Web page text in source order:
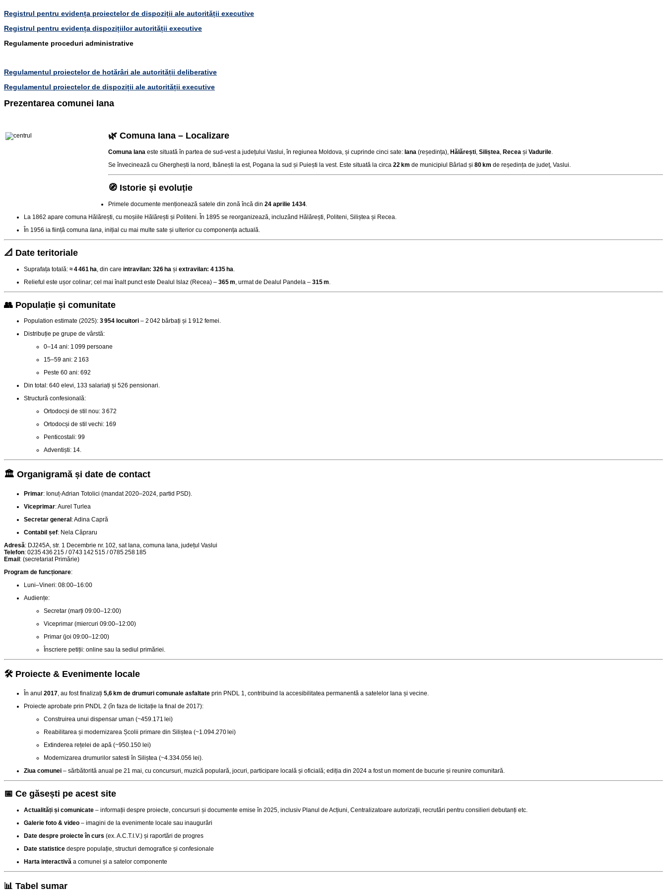
Registrul pentru evidența proiectelor de dispoziții ale autorității executive
Registrul pentru evidența dispozițiilor autorității executive
Regulamente proceduri administrative
Regulamentul proiectelor de hotărâri ale autorității deliberative
Regulamentul proiectelor de dispoziții ale autorității executive
Prezentarea comunei Iana
🌿 Comuna Iana – Localizare
Comuna Iana este situată în partea de sud‑vest a județului Vaslui, în regiunea Moldova, și cuprinde cinci sate: Iana (reședința), Hălărești, Siliștea, Recea și Vadurile.
Se învecinează cu Gherghești la nord, Ibănești la est, Pogana la sud și Puiești la vest. Este situată la circa 22 km de municipiul Bârlad și 80 km de reședința de județ, Vaslui.
🧭 Istorie și evoluție
Primele documente menționează satele din zonă încă din 24 aprilie 1434
La 1862 apare comuna Hălărești, cu moșiile Hălărești și Politeni. În 1895 se reorganizează, incluzând Hălărești, Politeni, Siliștea și Recea.
În 1956 ia ființă comuna Iana , inițial cu mai multe sate și ulterior cu componența actuală
📐 Date teritoriale
Suprafața totală: ≈ 4 461 ha , din care intravilan: 326 ha și extravilan: 4 135 ha
Relieful este ușor colinar; cel mai înalt punct este Dealul Islaz (Recea) – 365 m , urmat de Dealul Pandela – 315 m
👥 Populație și comunitate
Population estimate (2025): 3 954 locuitori – 2 042 bărbați și 1 912 femei.
Distribuție pe grupe de vârstă:
0–14 ani: 1 099 persoane
15–59 ani: 2 163
Peste 60 ani: 692
Din total: 640 elevi, 133 salariați și 526 pensionari.
Structură confesională:
Ortodocși de stil nou: 3 672
Ortodocși de stil vechi: 169
Penticostali: 99
Adventiști: 14.
🏛️ Organigramă și date de contact
Primar: Ionuț‑Adrian Totolici (mandat 2020–2024, partid PSD).
Viceprimar: Aurel Turlea
Secretar general : Adina Capră
Contabil șef: Nela Căpraru
Adresă: DJ245A, str. 1 Decembrie nr. 102, sat Iana, comuna Iana, județul Vaslui
Telefon: 0235 436 215 / 0743 142 515 / 0785 258 185
Email : (secretariat Primărie)
Program de funcționare:
Luni–Vineri: 08:00–16:00
Audiențe:
Secretar (marți 09:00–12:00)
Viceprimar (miercuri 09:00–12:00)
Primar (joi 09:00–12:00)
Înscriere petiții: online sau la sediul primăriei.
🛠️ Proiecte & Evenimente locale
În anul 2017, au fost finalizați 5,6 km de drumuri comunale asfaltate prin PNDL 1, contribuind la accesibilitatea permanentă a satelelor Iana și vecine.
Proiecte aprobate prin PNDL 2 (în faza de licitație la final de 2017):
Construirea unui dispensar uman (~459.171 lei)
Reabilitarea și modernizarea Școlii primare din Siliștea (~1.094.270 lei)
Extinderea rețelei de apă (~950.150 lei)
Modernizarea drumurilor satesti în Siliștea (~4.334.056 lei).
Ziua comunei – sărbătorită anual pe 21 mai, cu concursuri, muzică populară, jocuri, participare locală și oficială; ediția din 2024 a fost un moment de bucurie și reunire comunitară.
📅 Ce găsești pe acest site
Actualități și comunicate – informații despre proiecte, concursuri și documente emise în 2025, inclusiv Planul de Acțiuni, Centralizatoare autorizații, recrutări pentru consilieri debutanți etc.
Galerie foto & video – imagini de la evenimente locale sau inaugurări
Date despre proiecte în curs (ex. A.C.T.I.V.) și raportări de progres
Date statistice despre populație, structuri demografice și confesionale
Harta interactivă a comunei și a satelor componente
📊 Tabel sumar